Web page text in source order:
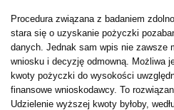
Procedura związana z badaniem
stara się o uzyskanie pożyczki
danych. Jednak sam wpis nie zawsze
wniosku i decyzję odmowną. Możliwa
kwoty pożyczki do wysokości
finansowe wnioskodawcy. To
Udzielenie wyższej kwoty byłoby,